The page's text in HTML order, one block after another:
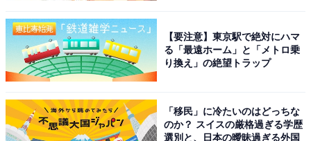
選
【要注意】東京駅で絶対にハマ
る「最遠ホーム」と「メトロ乗
り換え」の絶望トラップ
「移民」に冷たいのはどっちな
のか？ スイスの厳格過ぎる学歴
選別と、日本の曖昧過ぎる外国